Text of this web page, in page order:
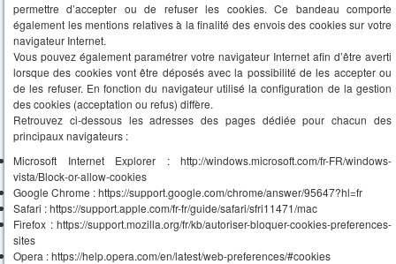
permettre d’accepter ou de refuser les cookies. Ce bandeau comporte
également les mentions relatives à la finalité des envois des cookies sur votre
navigateur Internet.
Vous pouvez également paramétrer votre navigateur Internet afin d’être averti
lorsque des cookies vont être déposés avec la possibilité de les accepter ou
de les refuser. En fonction du navigateur utilisé la configuration de la gestion
des cookies (acceptation ou refus) diffère.
Retrouvez ci-dessous les adresses des pages dédiée pour chacun des
principaux navigateurs :
Microsoft Internet Explorer : http://windows.microsoft.com/fr-FR/windows-
vista/Block-or-allow-cookies
Google Chrome : https://support.google.com/chrome/answer/95647?hl=fr
Safari : https://support.apple.com/fr-fr/guide/safari/sfri11471/mac
Firefox : https://support.mozilla.org/fr/kb/autoriser-bloquer-cookies-preferences-
sites
Opera : https://help.opera.com/en/latest/web-preferences/#cookies